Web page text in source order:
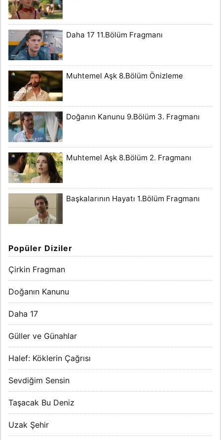
Daha 17 11.Bölüm Fragmanı
Muhtemel Aşk 8.Bölüm Önizleme
Doğanın Kanunu 9.Bölüm 3. Fragmanı
Muhtemel Aşk 8.Bölüm 2. Fragmanı
Başkalarının Hayatı 1.Bölüm Fragmanı
Popüler Diziler
Çirkin Fragman
Doğanın Kanunu
Daha 17
Güller ve Günahlar
Halef: Köklerin Çağrısı
Sevdiğim Sensin
Taşacak Bu Deniz
Uzak Şehir